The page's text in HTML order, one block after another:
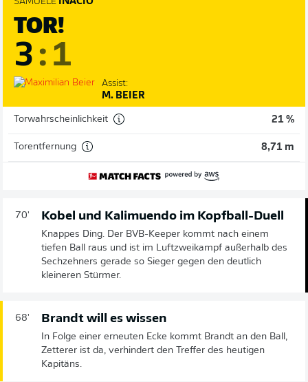
TOR!
3 : 1
Assist:
M. BEIER
Torwahrscheinlichkeit 21 %
Torentfernung 8,71 m
70' Kobel und Kalimuendo im Kopfball-Duell
Knappes Ding. Der BVB-Keeper kommt nach einem
tiefen Ball raus und ist im Luftzweikampf außerhalb des
Sechzehners gerade so Sieger gegen den deutlich
kleineren Stürmer.
68' Brandt will es wissen
In Folge einer erneuten Ecke kommt Brandt an den Ball,
Zetterer ist da, verhindert den Treffer des heutigen
Kapitäns.